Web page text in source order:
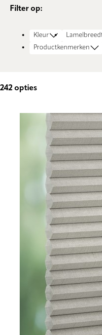
Filter op:
Kleur
Productkenmerken
242 opties